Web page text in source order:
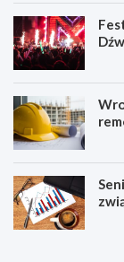
W
F